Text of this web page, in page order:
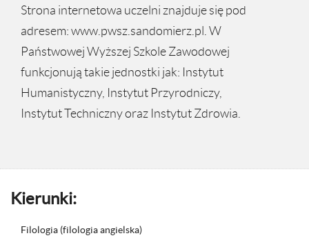
Strona internetowa uczelni znajduje się pod
adresem: www.pwsz.sandomierz.pl. W
Państwowej Wyższej Szkole Zawodowej
funkcjonują takie jednostki jak: Instytut
Humanistyczny, Instytut Przyrodniczy,
Instytut Techniczny oraz Instytut Zdrowia.
Kierunki:
Filologia (filologia angielska)